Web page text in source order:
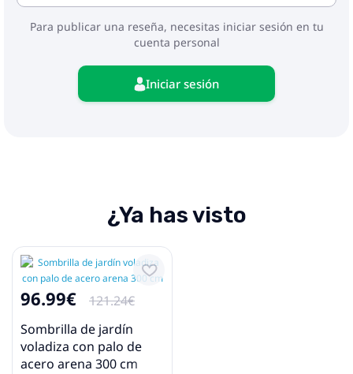
Para publicar una reseña, necesitas iniciar sesión en tu
cuenta personal
Iniciar sesión
¿Ya has visto
96.99€
121.24€
Sombrilla de jardín
voladiza con palo de
acero arena 300 cm